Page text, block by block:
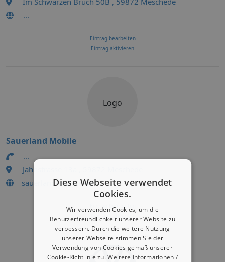
...
Eintrag bearbeiten
Eintrag aktivieren
Logo
Sauerland Mobile
...
Jahnstrasse 13a , 59872 Meschede
sauerland-mobile.de
Eintrag bearbeiten
Eintrag aktivieren
Diese Webseite verwendet
Cookies.
Wir verwenden Cookies, um die
Benutzerfreundlichkeit unserer Website zu
verbessern. Durch die weitere Nutzung
unserer Webseite stimmen Sie der
Verwendung von Cookies gemäß unserer
Cookie-Richtlinie zu.Weitere Informationen /